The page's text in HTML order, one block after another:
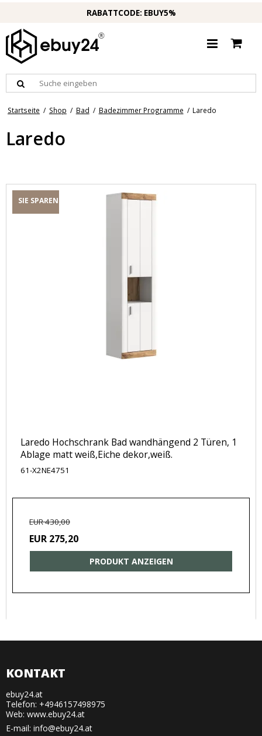
RABATTCODE: EBUY5%
Startseite / Shop / Bad / Badezimmer Programme / Laredo
Laredo
SIE SPAREN
Laredo Hochschrank Bad wandhängend 2 Türen, 1
Ablage matt weiß,Eiche dekor,weiß.
61-X2NE4751
EUR 430,00
EUR 275,20
PRODUKT ANZEIGEN
KONTAKT
ebuy24.at
Telefon: +4946157498975
Web: www.ebuy24.at
E-mail: info@ebuy24.at